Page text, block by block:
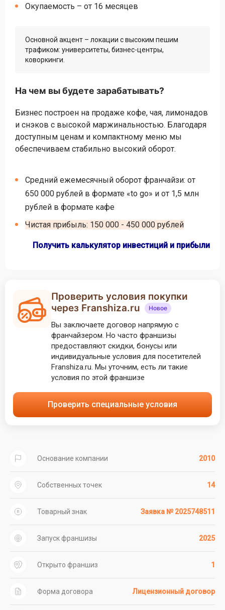
Окупаемость – от 16 месяцев
Основной акцент – локации с высоким пешим
трафиком: университеты, бизнес-центры,
коворкинги.
На чем вы будете зарабатывать?
Бизнес построен на продаже кофе, чая, лимонадов
и снэков с высокой маржинальностью. Благодаря
доступным ценам и компактному меню мы
обеспечиваем стабильно высокий оборот.
Средний ежемесячный оборот франчайзи: от
650 000 рублей в формате «to go» и от 1,5 млн
рублей в формате кафе
Чистая прибыль: 150 000 - 450 000 рублей
Получить калькулятор инвестиций и прибыли
Проверить условия покупки
через Franshiza.ru
Новое
Вы заключаете договор напрямую с
франчайзером. Но часто франшизы
предоставляют скидки, бонусы или
индивидуальные условия для посетителей
Franshiza.ru. Мы уточним, есть ли такие
условия по этой франшизе
Проверить специальные условия
Основание компании 2010
Собственных точек 14
Товарный знак Заявка № 2025748511
Запуск франшизы 2025
Открыто франшиз 1
Форма договора Лицензионный договор